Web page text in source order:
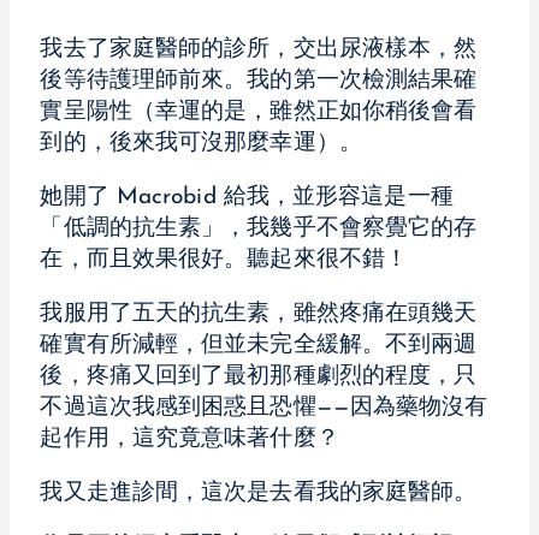
我去了家庭醫師的診所，交出尿液樣本，然
後等待護理師前來。我的第一次檢測結果確
實呈陽性（幸運的是，雖然正如你稍後會看
到的，後來我可沒那麼幸運）。
她開了 Macrobid 給我，並形容這是一種
「低調的抗生素」，我幾乎不會察覺它的存
在，而且效果很好。聽起來很不錯！
我服用了五天的抗生素，雖然疼痛在頭幾天
確實有所減輕，但並未完全緩解。不到兩週
後，疼痛又回到了最初那種劇烈的程度，只
不過這次我感到困惑且恐懼——因為藥物沒有
起作用，這究竟意味著什麼？
我又走進診間，這次是去看我的家庭醫師。